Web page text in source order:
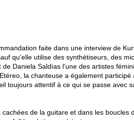
faite dans une interview de
qu’elle utilise des synthétiseurs, des
Daniela Saldías l’une des artistes
la chanteuse a également
attentif à ce qui se passe avec
de la guitare et dans les